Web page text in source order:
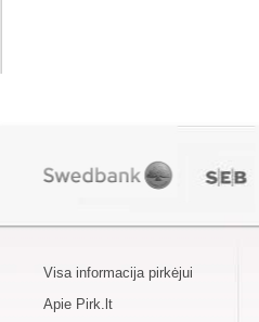
Visa informacija pirkėjui
Apie Pirk.lt